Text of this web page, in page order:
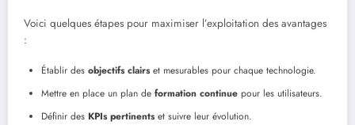
Voici quelques étapes pour maximiser l’exploitation des avantages
:
Établir des objectifs clairset mesurables pour chaque technologie.
Mettre en place un plan de formation continue pour les utilisateurs.
Définir des KPIs pertinentset suivre leur évolution.